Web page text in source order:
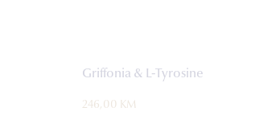
Griffonia & L-Tyrosine
246,00 KM